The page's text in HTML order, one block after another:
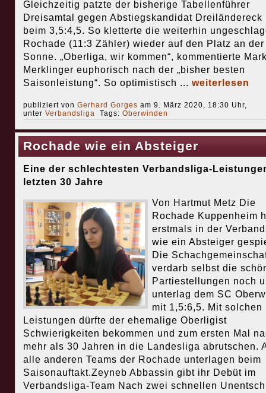
Gleichzeitig patzte der bisherige Tabellenführer
Dreisamtal gegen Abstiegskandidat Dreiländereck
beim 3,5:4,5. So kletterte die weiterhin
Rochade (11:3 Zähler) wieder auf den Platz an der
Sonne. „Oberliga, wir kommen“, kommentierte
Merklinger euphorisch nach der „bisher besten
Saisonleistung“. So optimistisch ... weiterlesen
publiziert von Gerhard Gorges am 9. März 2020, 18:30 Uhr,
unter Verbandsliga Tags: Oberwinden
Rochade wie ein Absteiger
Eine der schlechtesten Verbandsliga-
letzten 30 Jahre
Von Hartmut Metz Die
Rochade Kuppenheim
erstmals in der
wie ein Absteiger
Die
verdarb selbst die
Partiestellungen noch
unterlag dem SC
mit 1,5:6,5. Mit solchen
Leistungen dürfte der ehemalige Oberligist
Schwierigkeiten bekommen und zum ersten Mal
mehr als 30 Jahren in die Landesliga abrutschen.
alle anderen Teams der Rochade unterlagen beim
Saisonauftakt.Zeyneb Abbassin gibt ihr Debüt im
Verbandsliga-Team Nach zwei schnellen